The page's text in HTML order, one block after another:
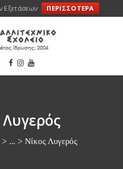
Εξετάσεων ΠΕΡΙΣΣΟΤΕΡΑ
... Νίκος Λυγερός